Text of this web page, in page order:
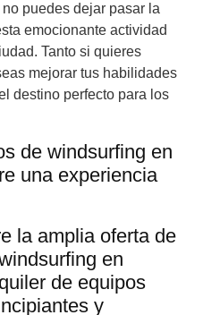
puedes dejar pasar la
emocionante actividad
Tanto si quieres
mejorar tus habilidades
destino perfecto para los
de windsurfing en
una experiencia
la amplia oferta de
en
de equipos
y